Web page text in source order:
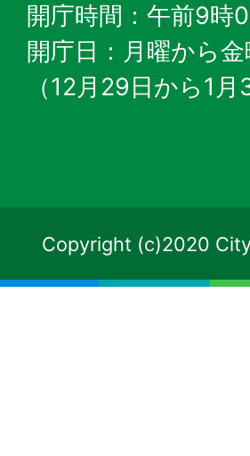
開庁時間：午前9時
開庁日：月曜から
（12月29日から1
Copyright (c)2020